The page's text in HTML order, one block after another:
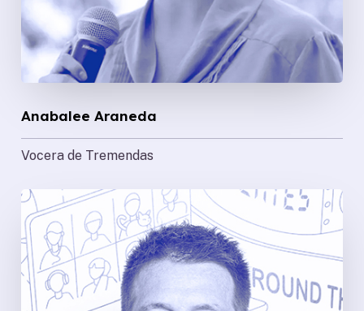
Anabalee Araneda
Vocera de Tremendas